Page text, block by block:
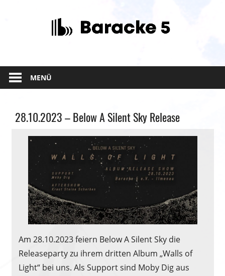
MENÜ
Allgemein
28.10.2023 – Below A Silent Sky Release
Am 28.10.2023 feiern Below A Silent Sky die
Releaseparty zu ihrem dritten Album „Walls of
Light“ bei uns. Als Support sind Moby Dig aus